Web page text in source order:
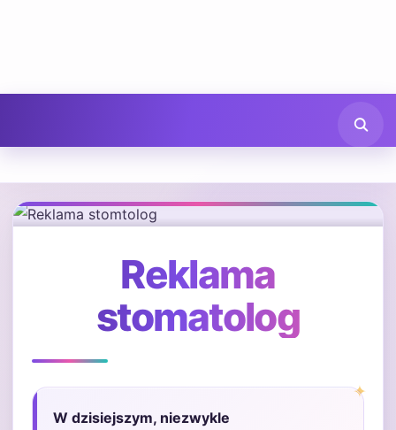
Reklama
stomatolog
W dzisiejszym, niezwykle